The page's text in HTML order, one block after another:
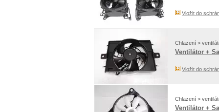
Vložit do
Chlazení >
Ventilátor +
Vložit do
Chlazení >
Ventilátor +